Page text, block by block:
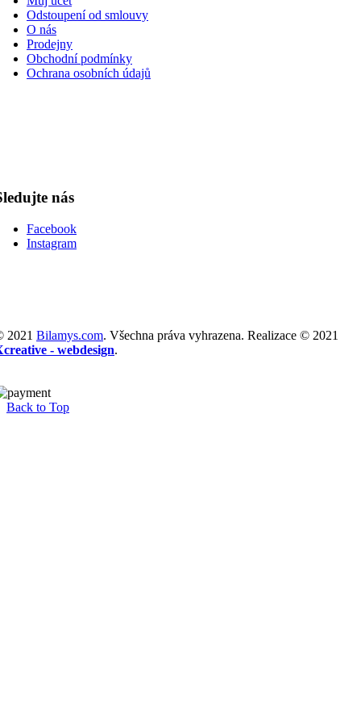
Odstoupení od smlouvy
O nás
Prodejny
Obchodní podmínky
Ochrana osobních údajů
nás
Facebook
Instagram
2021 Bilamys.com. Všechna práva vyhrazena. Realizace © 2021
- webdesign.
Back to Top